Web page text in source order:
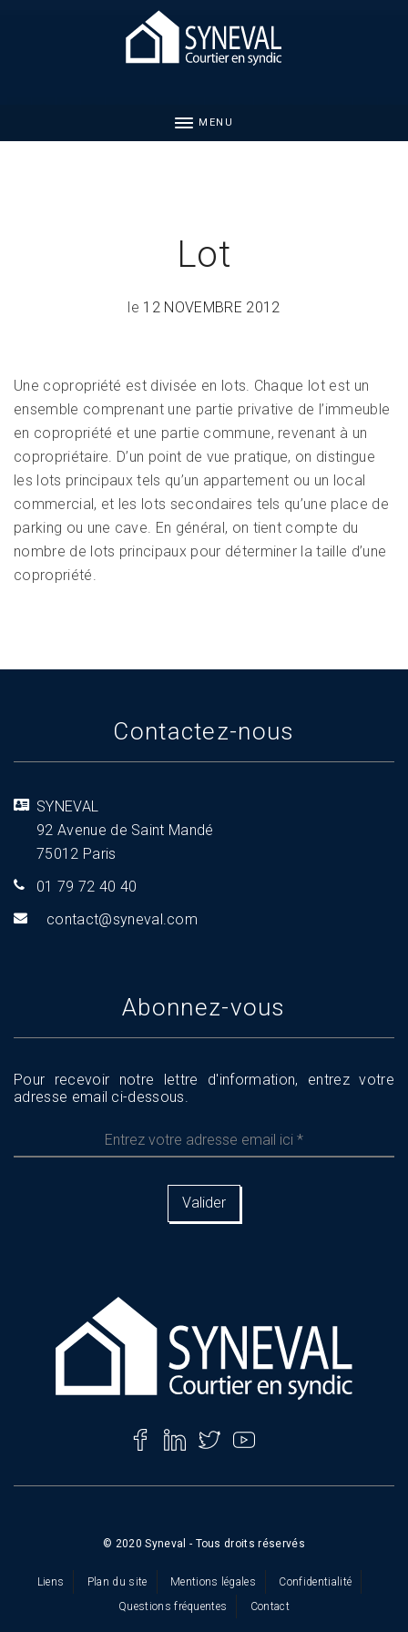
MENU
Lot
le 12 NOVEMBRE 2012
Une copropriété est divisée en lots. Chaque lot est un
ensemble comprenant une partie privative de l’immeuble
en copropriété et une partie commune, revenant à un
copropriétaire. D’un point de vue pratique, on distingue
les lots principaux tels qu’un appartement ou un local
commercial, et les lots secondaires tels qu’une place de
parking ou une cave. En général, on tient compte du
nombre de lots principaux pour déterminer la taille d’une
copropriété.
Contactez-nous
SYNEVAL
92 Avenue de Saint Mandé
75012 Paris
01 79 72 40 40
moc.l
aveny
s@tca
tnoc
Abonnez-vous
Pour recevoir notre lettre d'information, entrez votre
adresse email ci-dessous.
votre
ici
© 2020 Syneval - Tous droits réservés
Liens Plan du site Mentions légales
Confidentialité
Questions fréquentes
Contact